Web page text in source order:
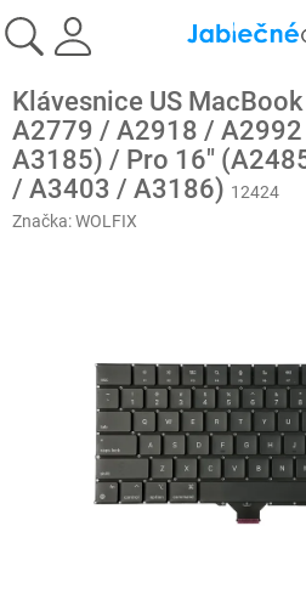
na
obsah
Klávesnice US
A2779 / A2918 /
A3185) / Pro 16"
/ A3403 / A3186) 12424
Značka:WOLFIX